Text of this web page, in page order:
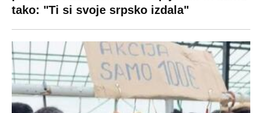
tako: "Ti si svoje srpsko izdala"